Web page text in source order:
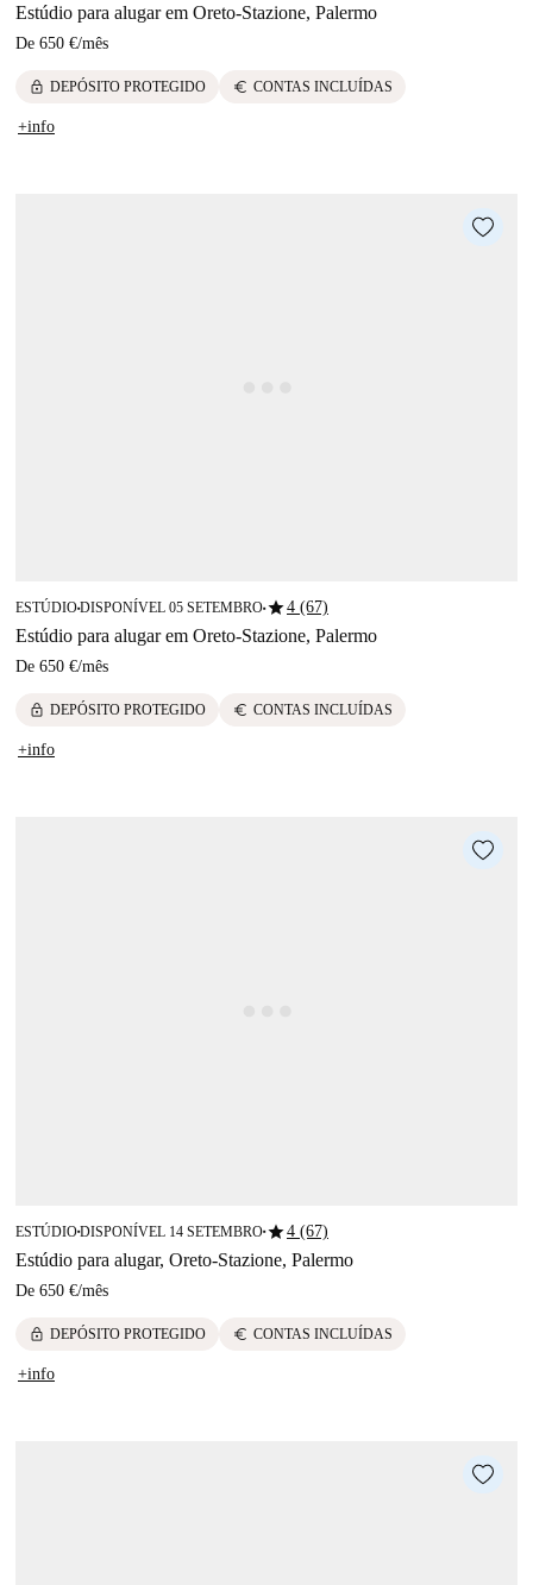
Estúdio para alugar em Oreto-Stazione, Palermo
De 650 €/mês
lock DEPÓSITO PROTEGIDO euro CONTAS INCLUÍDAS
+info
ESTÚDIO■DISPONÍVEL 05 SETEMBRO■star4 (67)
Estúdio para alugar em Oreto-Stazione, Palermo
De 650 €/mês
lock DEPÓSITO PROTEGIDO euro CONTAS INCLUÍDAS
+info
ESTÚDIO■DISPONÍVEL 14 SETEMBRO■star4 (67)
Estúdio para alugar, Oreto-Stazione, Palermo
De 650 €/mês
lock DEPÓSITO PROTEGIDO euro CONTAS INCLUÍDAS
+info